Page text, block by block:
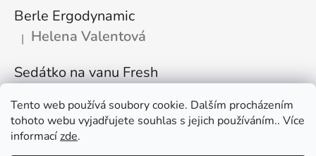
Tento web používá soubory cookie. Dalším procházením
tohoto webu vyjadřujete souhlas s jejich používáním.. Více
informacízde.
Berle Ergodynamic
Hodnocení produktu je 5 z 5 hvězdiček.
| Helena Valentová
Sedátko na vanu Fresh
Hodnocení produktu je 5 z 5 hvězdiček.
Kvalitní výrobek, výborná pomůcka pro částečně imobilního
člověka